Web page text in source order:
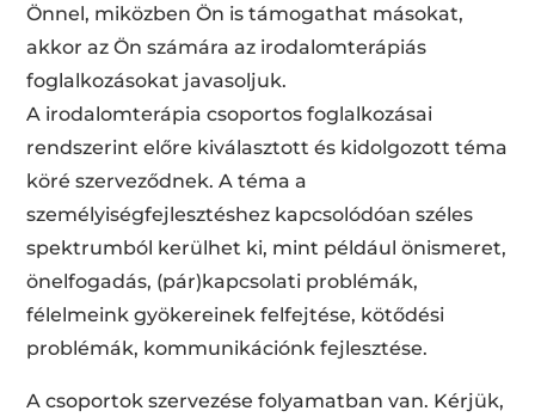
Önnel, miközben Ön is támogathat másokat,
akkor az Ön számára az irodalomterápiás
foglalkozásokat javasoljuk.
A irodalomterápia csoportos foglalkozásai
rendszerint előre kiválasztott és kidolgozott téma
köré szerveződnek. A téma a
személyiségfejlesztéshez kapcsolódóan széles
spektrumból kerülhet ki, mint például önismeret,
önelfogadás, (pár)kapcsolati problémák,
félelmeink gyökereinek felfejtése, kötődési
problémák, kommunikációnk fejlesztése.
A csoportok szervezése folyamatban van. Kérjük,